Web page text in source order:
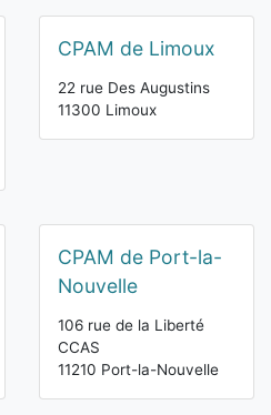
CPAM de Limoux
22 rue Des Augustins
11300 Limoux
CPAM de Port-la-
Nouvelle
106 rue de la Liberté
CCAS
11210 Port-la-Nouvelle